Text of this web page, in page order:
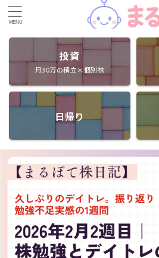
投資
月30万の積立×個別株
日帰り